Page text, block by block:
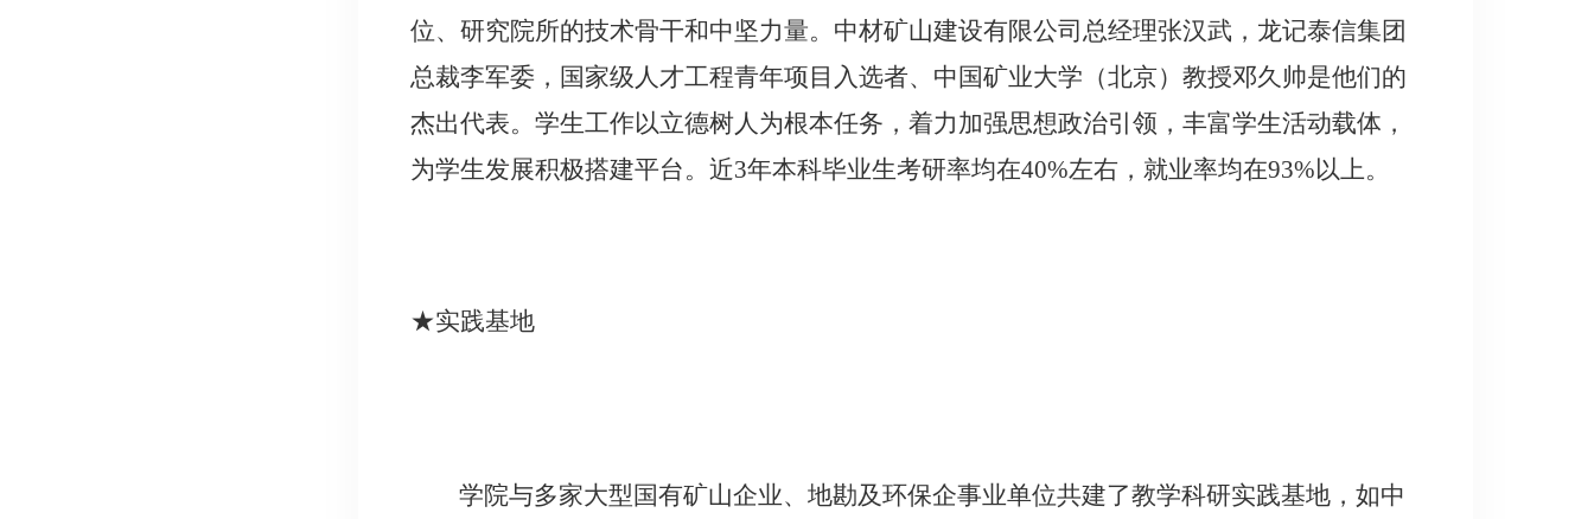
位、研究院所的技术骨干和中坚力量。中材矿山建设有限公司总经理张汉武，龙记泰信集团
总裁李军委，国家级人才工程青年项目入选者、中国矿业大学（北京）教授邓久帅是他们的
杰出代表。学生工作以立德树人为根本任务，着力加强思想政治引领，丰富学生活动载体，
为学生发展积极搭建平台。近3年本科毕业生考研率均在40%左右，就业率均在93%以上。
★实践基地
学院与多家大型国有矿山企业、地勘及环保企事业单位共建了教学科研实践基地，如中